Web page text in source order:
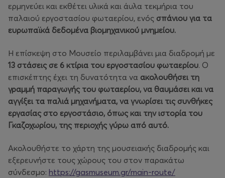
ερμηνεύει και εκθέτει υλικά και άυλα τεκμήρια του
παλαιού εργοστασίου φωταερίου, ενός σπάνιου για τα
ευρωπαϊκά δεδομένα βιομηχανικού μνημείου.
Η επίσκεψη στο Μουσείο περιλαμβάνει μια διαδρομή με
13 στάσεις σε 6 κτίρια του εργοστασίου φωταερίου. Ο
επισκέπτης έχει τη δυνατότητα να ακολουθήσει τη
γραμμή παραγωγής του φωταερίου, να θαυμάσει και να
αγγίξει τα παλιά μηχανήματα, να γνωρίσει τις συνθήκες
εργασίας στο εργοστάσιο, όπως και την ιστορία του
Γκαζοχωρίου, της περιοχής γύρω από αυτό.
Ακολουθήστε το χάρτη της μουσειακής διαδρομής και
εξερευνήστε τους χώρους του στον παρακάτω
σύνδεσμο: https://gasmuseum.gr/main-route/